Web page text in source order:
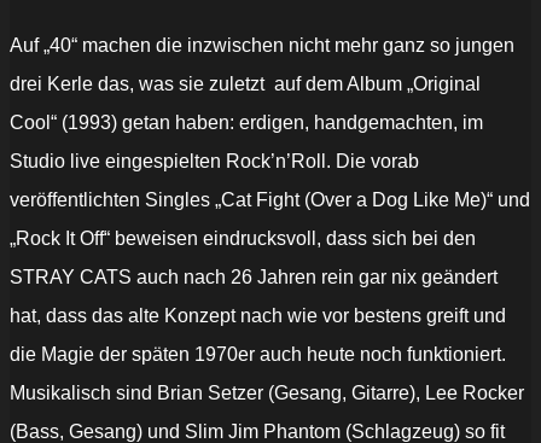
Auf „40“ machen die inzwischen nicht mehr ganz so jungen
drei Kerle das, was sie zuletzt auf dem Album „Original
Cool“ (1993) getan haben: erdigen, handgemachten, im
Studio live eingespielten Rock’n’Roll. Die vorab
veröffentlichten Singles „Cat Fight (Over a Dog Like Me)“ und
„Rock It Off“ beweisen eindrucksvoll, dass sich bei den
STRAY CATS auch nach 26 Jahren rein gar nix geändert
hat, dass das alte Konzept nach wie vor bestens greift und
die Magie der späten 1970er auch heute noch funktioniert.
Musikalisch sind Brian Setzer (Gesang, Gitarre), Lee Rocker
(Bass, Gesang) und Slim Jim Phantom (Schlagzeug) so fit